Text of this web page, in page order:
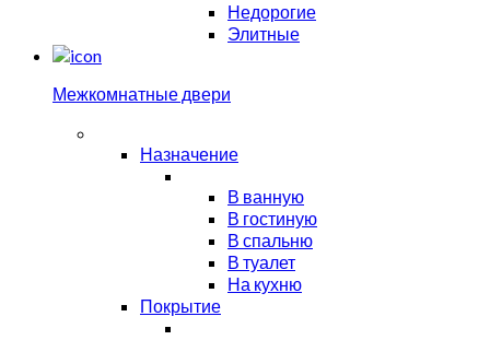
Недорогие
Элитные
Межкомнатные двери
Назначение
В ванную
В гостиную
В спальню
В туалет
На кухню
Покрытие